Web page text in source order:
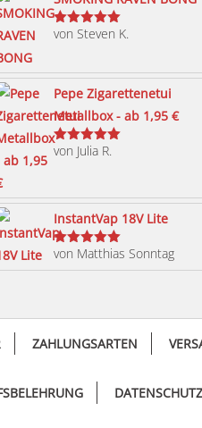
Bewertet
von Steven K.
Pepe Zigarettenetui
Metallbox - ab 1,95 €
Bewertet
von Julia R.
InstantVap 18V Lite
Bewertet
mit5von 5
von Matthias Sonntag
ZAHLUNGSARTEN